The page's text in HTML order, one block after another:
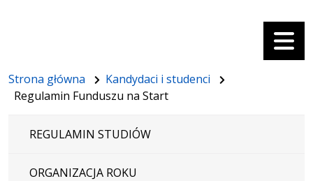
Menu
Strona główna
Kandydaci i studenci
Regulamin Funduszu na Start
REGULAMIN STUDIÓW
ORGANIZACJA ROKU